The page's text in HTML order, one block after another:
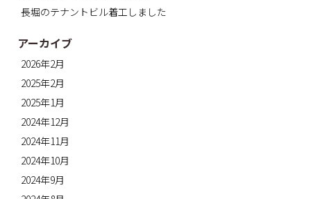
長堀のテナントビル着工しました
アーカイブ
2026年2月
2025年2月
2025年1月
2024年12月
2024年11月
2024年10月
2024年9月